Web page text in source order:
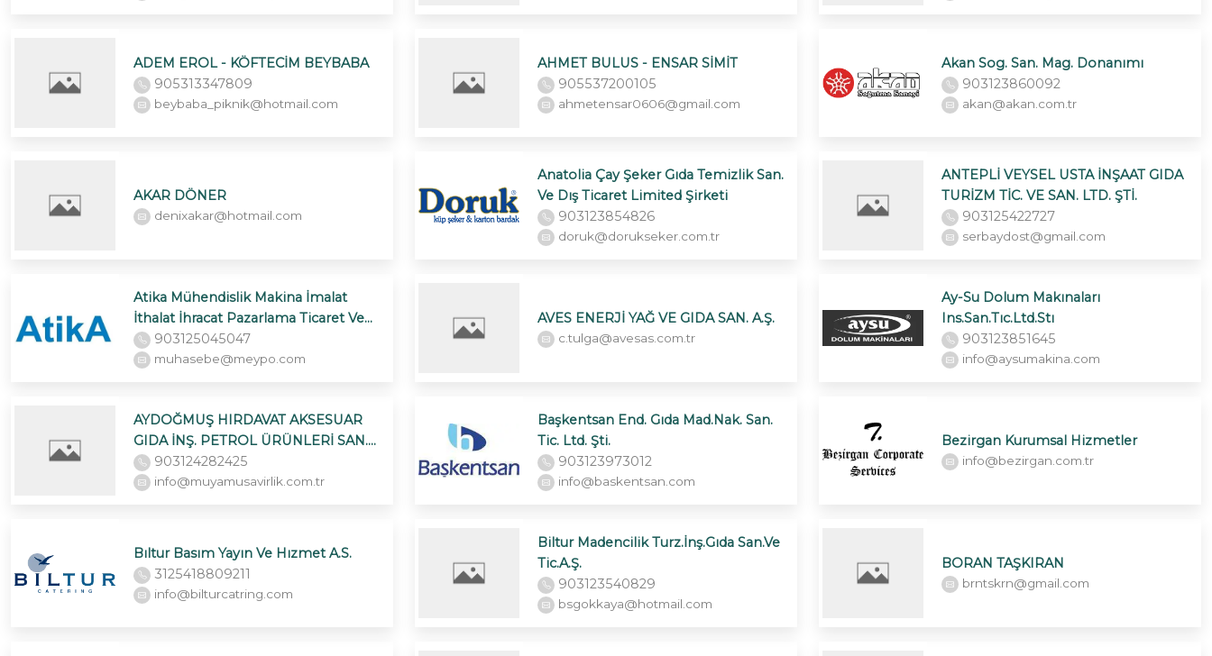
ADEM EROL - KÖFTECİM BEYBABA
905313347809
beybaba_piknik@hotmail.com
AHMET BULUS - ENSAR SİMİT
905537200105
ahmetensar0606@gmail.com
Akan Sog. San. Mag. Donanımı
903123860092
akan@akan.com.tr
AKAR DÖNER
denixakar@hotmail.com
Anatolia Çay Şeker Gıda Temizlik San.
Ve Dış Ticaret Limited Şirketi
903123854826
doruk@dorukseker.com.tr
ANTEPLİ VEYSEL USTA İNŞAAT GIDA
TURİZM TİC. VE SAN. LTD. ŞTİ.
903125422727
serbaydost@gmail.com
Atika Mühendislik Makina İmalat
İthalat İhracat Pazarlama Ticaret Ve
Sanayi A. Ş.
903125045047
muhasebe@meypo.com
AVES ENERJİ YAĞ VE GIDA SAN. A.Ş.
c.tulga@avesas.com.tr
Ay-Su Dolum Makınaları
Ins.San.Tıc.Ltd.Stı
903123851645
info@aysumakina.com
AYDOĞMUŞ HIRDAVAT AKSESUAR
GIDA İNŞ. PETROL ÜRÜNLERİ SAN.
TİC.LTD.ŞTİ.
903124282425
info@muyamusavirlik.com.tr
Başkentsan End. Gıda Mad.Nak. San.
Tic. Ltd. Şti.
903123973012
info@baskentsan.com
Bezirgan Kurumsal Hizmetler
info@bezirgan.com.tr
Bıltur Basım Yayın Ve Hızmet A.S.
3125418809211
info@bilturcatring.com
Biltur Madencilik Turz.İnş.Gıda San.Ve
Tic.A.Ş.
903123540829
bsgokkaya@hotmail.com
BORAN TAŞKIRAN
brntskrn@gmail.com